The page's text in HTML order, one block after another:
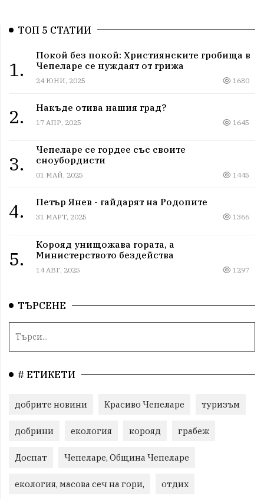
ТОП 5 СТАТИИ
1.
Покой без покой: Християнските гробища в
Чепеларе се нуждаят от грижа
24 ЮНИ, 2025 1680
2. Накъде отива нашия град?
17 АПР, 2025 1645
3.
Чепеларе се гордее със своите
сноубордисти
01 МАЙ, 2025 1445
4. Петър Янев - гайдарят на Родопите
31 МАРТ, 2025 1366
5.
Корояд унищожава гората, а
Министерството бездейства
14 АВГ, 2025 1297
ТЪРСЕНЕ
# ЕТИКЕТИ
добрите новини Красиво Чепеларе туризъм
добрини екология корояд грабеж
Доспат Чепеларе, Община Чепеларе
екология, масова сеч на гори, отдих